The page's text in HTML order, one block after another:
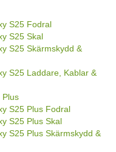
S25 Fodral
S25 Skal
S25 Skärmskydd &
S25 Laddare, Kablar &
Plus
S25 Plus Fodral
S25 Plus Skal
S25 Plus Skärmskydd &